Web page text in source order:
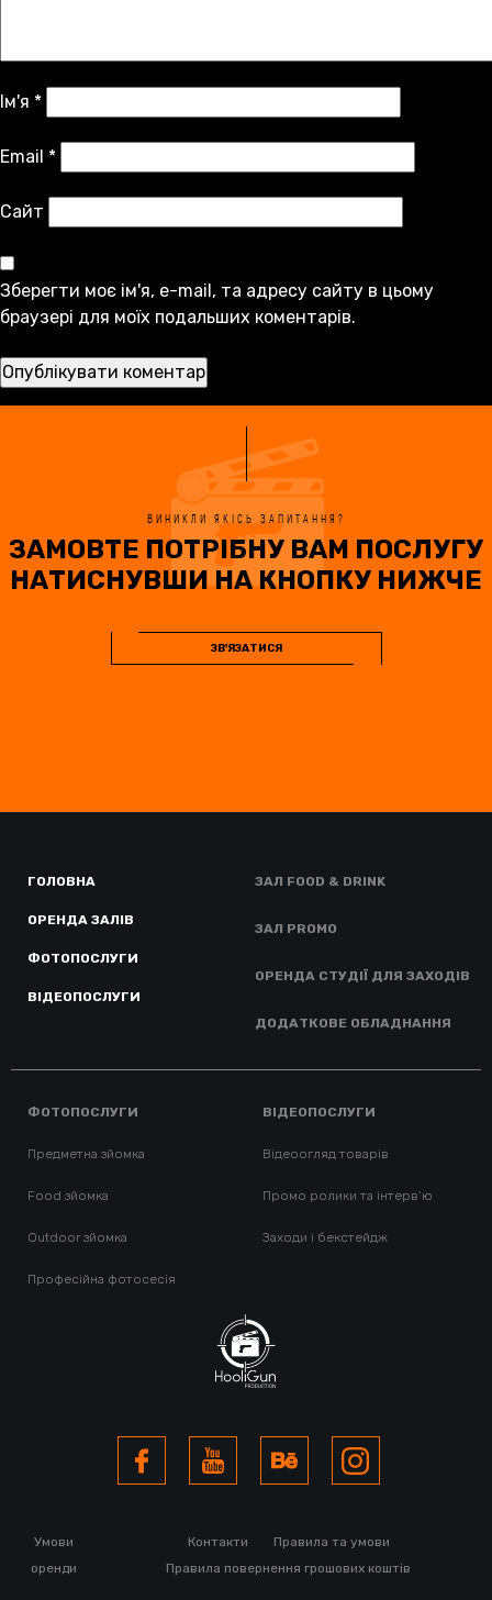
Ім'я *
Email *
Сайт
Зберегти моє ім'я, e-mail, та адресу сайту в цьому
браузері для моїх подальших коментарів.
ВИНИКЛИ ЯКІСЬ ЗАПИТАННЯ?
ЗАМОВТЕ ПОТРІБНУ ВАМ ПОСЛУГУ
НАТИСНУВШИ НА КНОПКУ НИЖЧЕ
ЗВ'ЯЗАТИСЯ
ГОЛОВНА
ОРЕНДА ЗАЛІВ
ФОТОПОСЛУГИ
ВІДЕОПОСЛУГИ
ЗАЛ FOOD & DRINK
ЗАЛ PROMO
ОРЕНДА СТУДІЇ ДЛЯ ЗАХОДІВ
ДОДАТКОВЕ ОБЛАДНАННЯ
ФОТОПОСЛУГИ
Предметна зйомка
Food зйомка
Outdoor зйомка
Професійна фотосесія
ВІДЕОПОСЛУГИ
Відеоогляд товарів
Промо ролики та інтерв’ю
Заходи і бекстейдж
Умови
оренди
Контакти
Правила та умови
Правила повернення грошових коштів